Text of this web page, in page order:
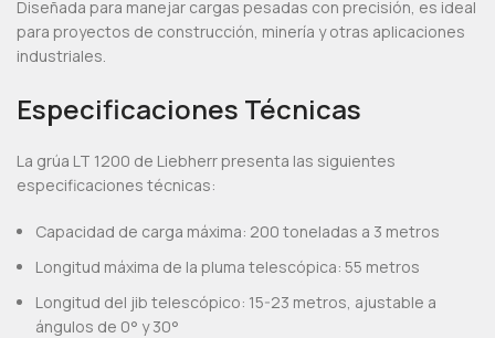
Diseñada para manejar cargas pesadas con precisión, es ideal
para proyectos de construcción, minería y otras aplicaciones
industriales.
Especificaciones Técnicas
La grúa LT 1200 de Liebherr presenta las siguientes
especificaciones técnicas:
Capacidad de carga máxima: 200 toneladas a 3 metros
Longitud máxima de la pluma telescópica: 55 metros
Longitud del jib telescópico: 15-23 metros, ajustable a
ángulos de 0° y 30°